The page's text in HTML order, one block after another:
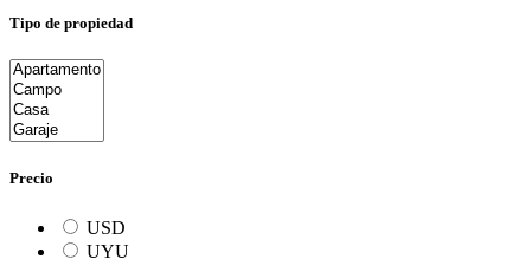
Tipo de propiedad
Precio
USD
UYU